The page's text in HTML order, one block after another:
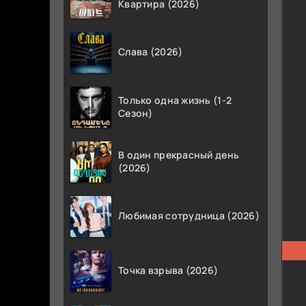
Квартира (2026)
Слава (2026)
Только одна жизнь (1-2
Сезон)
В один прекрасный день
(2026)
Любимая сотрудница (2026)
Точка взрыва (2026)